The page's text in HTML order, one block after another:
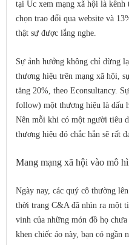
tại Úc xem mạng xã hội là
chọn trao đổi qua website và
thật sự được lắng nghe.
Sự ảnh hưởng không chỉ dừng
thương hiệu trên mạng xã hội,
tăng 20%, theo Econsultancy.
follow) một thương hiệu là dấu
Nên mỗi khi có một người tiêu
thương hiệu đó chắc hẳn sẽ rất
Mang mạng xã hội vào mô
Ngày nay, các quý cô thường
thời trang C&A đã nhìn ra một
vinh của những món đồ họ
khen chiếc áo này, bạn có